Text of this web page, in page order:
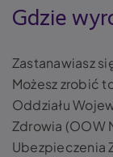
Gdzie
Zastanawiasz
Możesz zrobić
Oddziału
Zdrowia (OOW
Ubezpieczenia